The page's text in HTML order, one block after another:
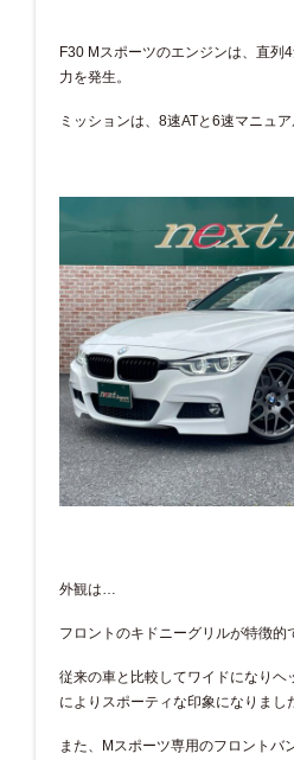
F30 Mスポーツのエンジンは、直列
力を発生。
ミッションは、8速ATと6速マニュア
外観は…
フロントのキドニーグリルが特徴的
従来の車と比較してワイドになりヘ
によりスポーティな印象になりまし
また、Mスポーツ専用のフロントバ